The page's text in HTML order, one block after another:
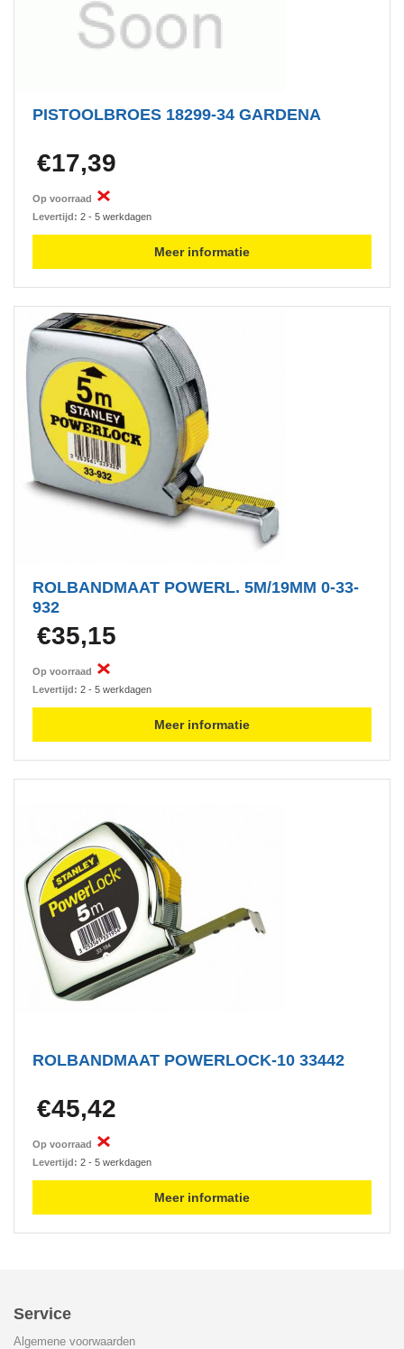
PISTOOLBROES 18299-34 GARDENA
€17,39
Op voorraad
Levertijd: 2 - 5 werkdagen
Meer informatie
ROLBANDMAAT POWERL. 5M/19MM 0-33-
932
€35,15
Op voorraad
Levertijd: 2 - 5 werkdagen
Meer informatie
ROLBANDMAAT POWERLOCK-10 33442
€45,42
Op voorraad
Levertijd: 2 - 5 werkdagen
Meer informatie
Service
Algemene voorwaarden